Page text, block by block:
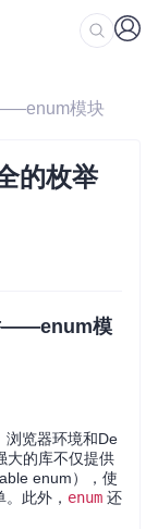
模块
的枚举
——enum模
浏览器环境和De
大的库不仅提供
enum），使
此外， enum 还